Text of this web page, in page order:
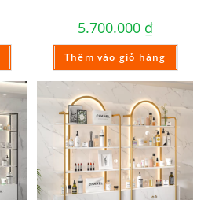
5.700.000 ₫
Thêm vào giỏ hàng